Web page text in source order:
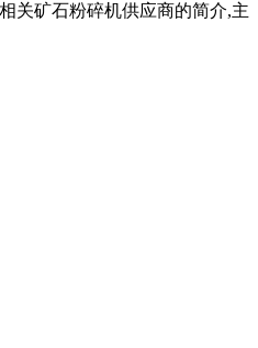
关矿石粉碎机供应商的简介,主